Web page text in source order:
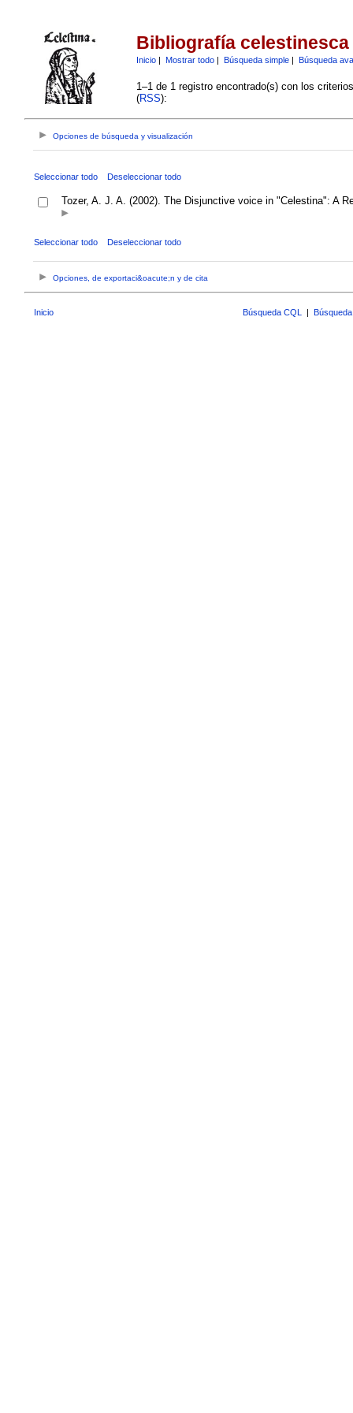
Bibliografía celestinesca
Inicio| Mostrar todo| Búsqueda simple| Búsqueda
1–1 de 1 registro encontrado(s) con los
(RSS):
Opciones de búsqueda y visualización
Seleccionar todo Deseleccionar todo
Tozer, A. J. A. (2002). The Disjunctive voice in "Celestina": A
Seleccionar todo Deseleccionar todo
Opciones, de exportaci&oacute;n y de cita
Inicio Búsqueda CQL |